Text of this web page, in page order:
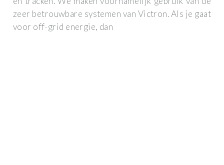
zeer betrouwbare systemen van Victron. Als je gaat
voor off-grid energie, dan